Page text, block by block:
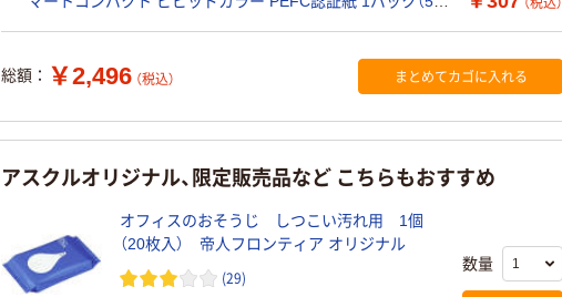
（税込）
総額： ￥2,496 （税込） まとめてカゴに入れる
アスクルオリジナル、限定販売品など こちらもおすすめ
オフィスのおそうじ しつこい汚れ用 1個
（20枚入） 帝人フロンティア オリジナル
(29)
数量